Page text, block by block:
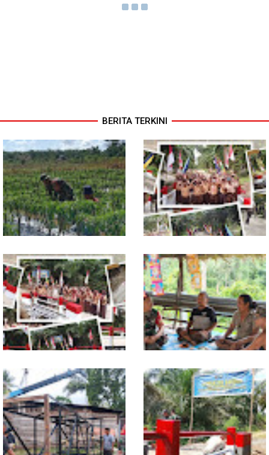
BERITA TERKINI
Babinsa Dampingi Petani
Rawat Cabai, Dukung
Ketahanan Pangan
Tuntas Dibangun, Jembatan
Garuda Perkuat Konektivitas
Teladan Baru–Kuala Kepeng
TNI dan Warga Tuntaskan
Jembatan Garuda, Akses
Ekonomi Kian Terbuka
Warung Kopi Jadi Ruang
Komsos, Babinsa Ajak Warga
Jaga Keamanan Lingkungan